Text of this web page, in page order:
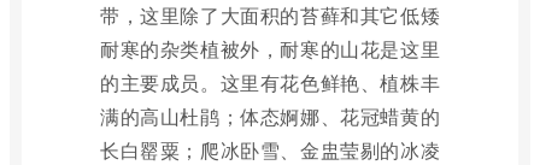
带，这里除了大面积的苔藓和其它低矮
耐寒的杂类植被外，耐寒的山花是这里
的主要成员。这里有花色鲜艳、植株丰
满的高山杜鹃；体态婀娜、花冠蜡黄的
长白罂粟；爬冰卧雪、金盅莹剔的冰凌